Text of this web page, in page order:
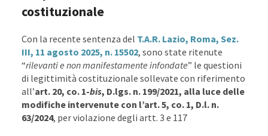
costituzionale
Con la recente sentenza del T.A.R. Lazio, Roma, Sez.
III, 11 agosto 2025, n. 15502, sono state ritenute
“rilevanti e non manifestamente infondate” le questioni
di legittimità costituzionale sollevate con riferimento
all’art. 20, co. 1-bis, D.lgs. n. 199/2021, alla luce delle
modifiche intervenute con l’art. 5, co. 1, D.l. n.
63/2024, per violazione degli artt. 3 e 117